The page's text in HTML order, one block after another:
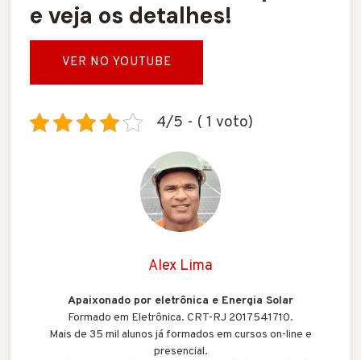
e veja os detalhes!
VER NO YOUTUBE
4/5 - ( 1 voto)
Alex Lima
Apaixonado por eletrônica e Energia Solar
Formado em Eletrônica. CRT-RJ 2017541710.
Mais de 35 mil alunos já formados em cursos on-line e
presencial.